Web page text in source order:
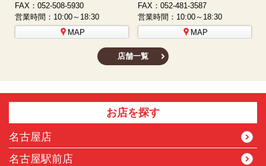
FAX：052-508-5930
営業時間：10:00～18:30
MAP
FAX：052-481-3587
営業時間：10:00～18:30
MAP
店舗一覧
お店を探す
名古屋店
名古屋駅前店